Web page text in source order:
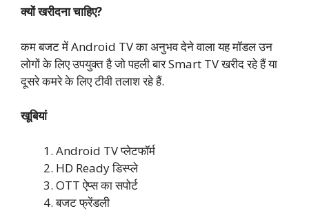
क्यों खरीदना चाहिए?
कम बजट में Android TV का अनुभव देने वाला यह मॉडल उन
लोगों के लिए उपयुक्त है जो पहली बार Smart TV खरीद रहे हैं या
दूसरे कमरे के लिए टीवी तलाश रहे हैं.
खूबियां
Android TV प्लेटफॉर्म
HD Ready डिस्प्ले
OTT ऐप्स का सपोर्ट
बजट फ्रेंडली